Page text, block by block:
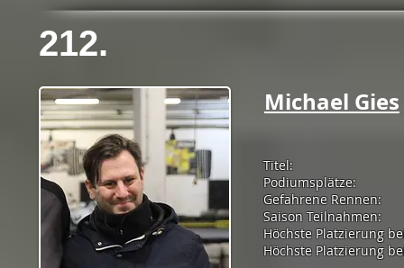
212.
Michael Gies
Titel:
Podiumsplätze:
Gefahrene Rennen:
Saison Teilnahmen:
Höchste Platzierung
Höchste Platzierung